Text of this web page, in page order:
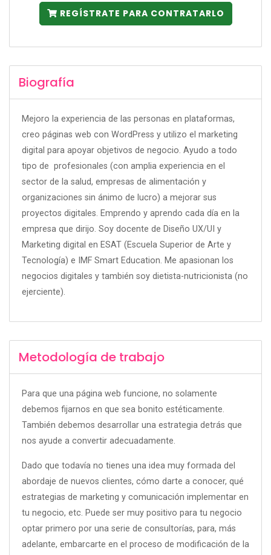
REGÍSTRATE PARA CONTRATARLO
Biografía
Mejoro la experiencia de las personas en plataformas,
creo páginas web con WordPress y utilizo el marketing
digital para apoyar objetivos de negocio. Ayudo a todo
tipo de profesionales (con amplia experiencia en el
sector de la salud, empresas de alimentación y
organizaciones sin ánimo de lucro) a mejorar sus
proyectos digitales. Emprendo y aprendo cada día en la
empresa que dirijo. Soy docente de Diseño UX/UI y
Marketing digital en ESAT (Escuela Superior de Arte y
Tecnología) e IMF Smart Education. Me apasionan los
negocios digitales y también soy dietista-nutricionista (no
ejerciente).
Metodología de trabajo
Para que una página web funcione, no solamente
debemos fijarnos en que sea bonito estéticamente.
También debemos desarrollar una estrategia detrás que
nos ayude a convertir adecuadamente.
Dado que todavía no tienes una idea muy formada del
abordaje de nuevos clientes, cómo darte a conocer, qué
estrategias de marketing y comunicación implementar en
tu negocio, etc. Puede ser muy positivo para tu negocio
optar primero por una serie de consultorías, para, más
adelante, embarcarte en el proceso de modificación de la